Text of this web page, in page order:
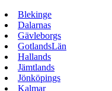
Blekinge
Dalarnas
Gävleborgs
GotlandsLän
Hallands
Jämtlands
Jönköpings
Kalmar